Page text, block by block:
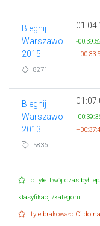
Biegnij
Warszawo
2015
8271
-
Biegnij
Warszawo
2013
5836
-
o tyle Twój czas był
klasyfikacji/kategorii
tyle brakowało Ci do